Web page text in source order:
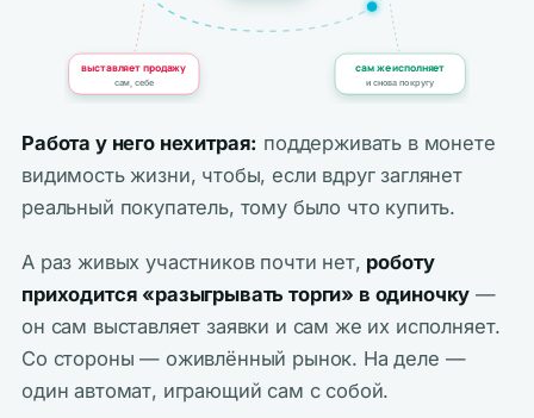
выставляет продажу
сам, себе
сам же исполняет
и снова по кругу
Работа у него нехитрая: поддерживать в монете
видимость жизни, чтобы, если вдруг заглянет
реальный покупатель, тому было что купить.
А раз живых участников почти нет, роботу
приходится «разыгрывать торги» в одиночку —
он сам выставляет заявки и сам же их исполняет.
Со стороны — оживлённый рынок. На деле —
один автомат, играющий сам с собой.